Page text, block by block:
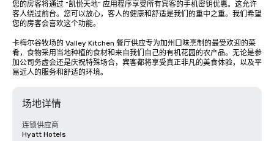
您的房客将通过 “凯悦天地” 应用程序享受所有宾客的手机密钥优惠。这允许
客人绕过前台。您可以放心，客人的健康和舒适是我们的重中之重。我们希望
您的房客会喜欢这个功能。
卡梅尔谷牧场的 Valley Kitchen 餐厅供应专为加州口味烹制的最受欢迎的菜
肴，食物采用当地种植的食材和来自我们自己的有机花园的农产品。无论是参
加公司务虚会还是庆祝特殊场合，宾客都将享受真正非凡的美食体验，以及平
易近人的服务和舒适的环境。
场地详情
连锁供应商
Hyatt Hotels